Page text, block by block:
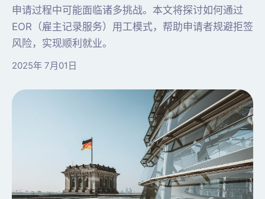
申请过程中可能面临诸多挑战。本文将探讨如何通过
EOR（雇主记录服务）用工模式，帮助申请者规避拒签
风险，实现顺利就业。
2025年 7月01日